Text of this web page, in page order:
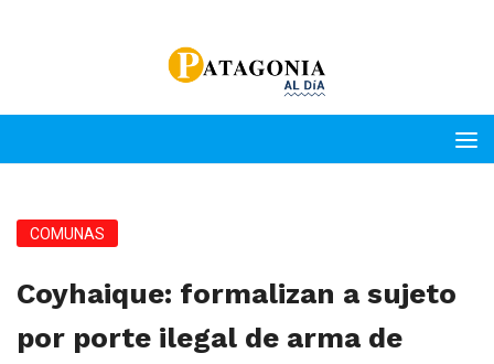
COMUNAS
Coyhaique: formalizan a sujeto
por porte ilegal de arma de